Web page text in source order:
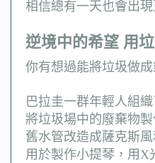
相信總有一天也會出
逆境中的希望 用
你有想過能將垃圾做成
巴拉圭一群年輕人組
將垃圾場中的廢棄物
舊水管改造成薩克斯
用於製作小提琴，用X